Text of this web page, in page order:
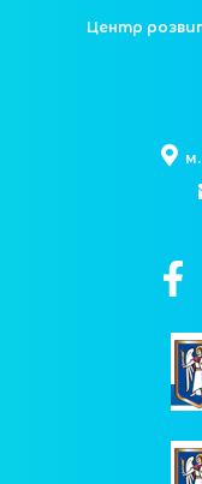
Центр